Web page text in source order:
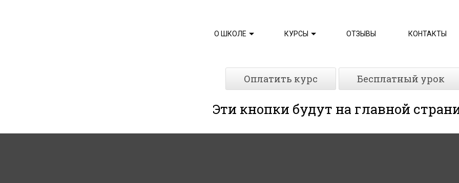
О ШКОЛЕ КУРСЫ ОТЗЫВЫ КОНТАКТЫ
Оплатить курс Бесплатный урок
Эти кнопки будут на главной